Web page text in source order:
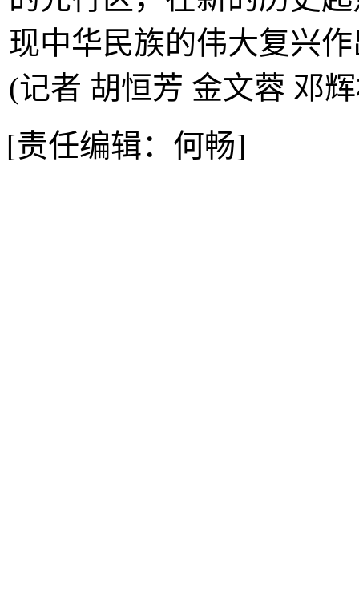
现中华民族的伟大复兴
(记者 胡恒芳 金文蓉 邓
[责任编辑：何畅]